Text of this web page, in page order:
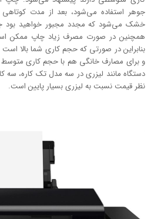
جوهر استفاده می‌شود، بعد از مدت کوتاهی
خشک می‌شود که مجدد مجبور خواهید بود
همچنین در صورت مصرف زیاد چاپ ممکن
بنابراین در صورتی که حجم کاری شما بالا
و برای مصارف خانگی هم با حجم کاری متوسط
دستگاه مانند لیزری در سه مدل تک کاره، سه
نظر قیمت نسبت به لیزری بسیار پایین است.